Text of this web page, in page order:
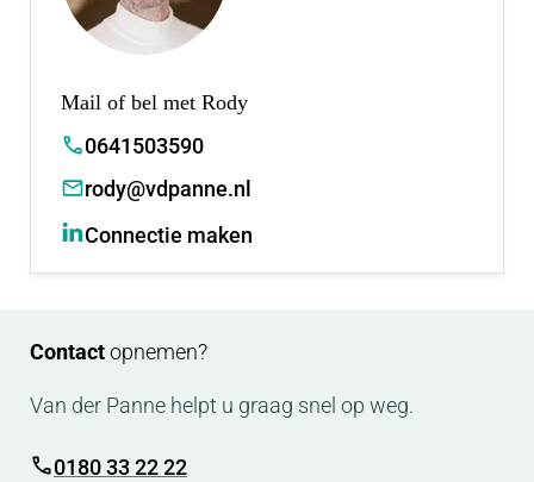
Mail of bel met Rody
0641503590
rody@vdpanne.nl
Connectie maken
Contactopnemen?
Van der Panne helpt u graag snel op weg.
0180 33 22 22